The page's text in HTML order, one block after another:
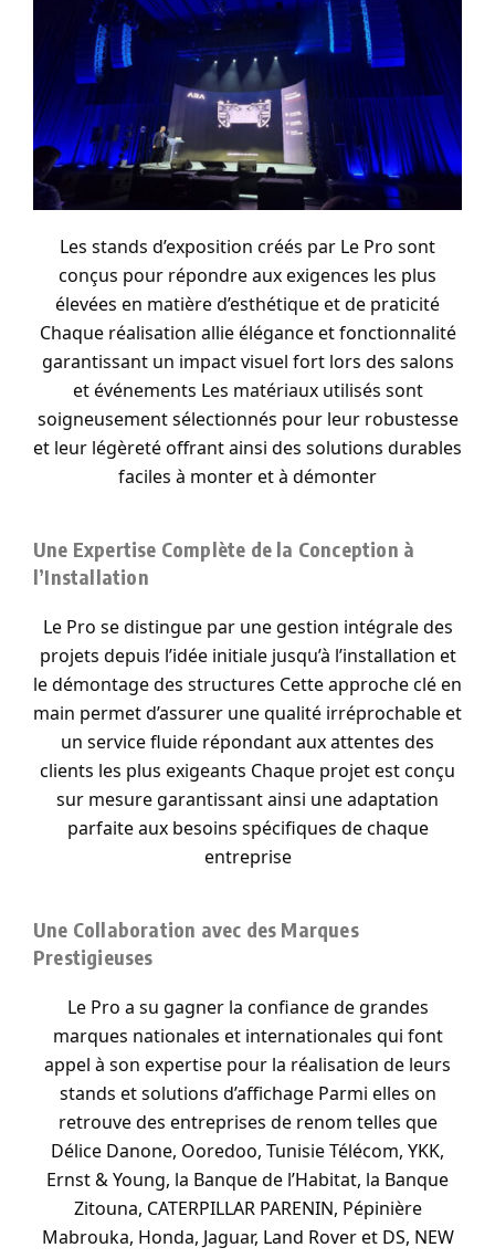
Les stands d’exposition créés par Le Pro sont
conçus pour répondre aux exigences les plus
élevées en matière d’esthétique et de praticité
Chaque réalisation allie élégance et fonctionnalité
garantissant un impact visuel fort lors des salons
et événements Les matériaux utilisés sont
soigneusement sélectionnés pour leur robustesse
et leur légèreté offrant ainsi des solutions durables
faciles à monter et à démonter
Une Expertise Complète de la Conception à
l’Installation
Le Pro se distingue par une gestion intégrale des
projets depuis l’idée initiale jusqu’à l’installation et
le démontage des structures Cette approche clé en
main permet d’assurer une qualité irréprochable et
un service fluide répondant aux attentes des
clients les plus exigeants Chaque projet est conçu
sur mesure garantissant ainsi une adaptation
parfaite aux besoins spécifiques de chaque
entreprise
Une Collaboration avec des Marques
Prestigieuses
Le Pro a su gagner la confiance de grandes
marques nationales et internationales qui font
appel à son expertise pour la réalisation de leurs
stands et solutions d’affichage Parmi elles on
retrouve des entreprises de renom telles que
Délice Danone, Ooredoo, Tunisie Télécom, YKK,
Ernst & Young, la Banque de l’Habitat, la Banque
Zitouna, CATERPILLAR PARENIN, Pépinière
Mabrouka, Honda, Jaguar, Land Rover et DS, NEW